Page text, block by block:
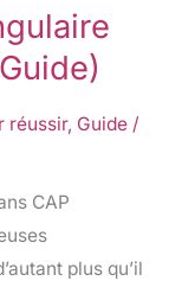
réussir, Guide /
CAP
plus qu’il